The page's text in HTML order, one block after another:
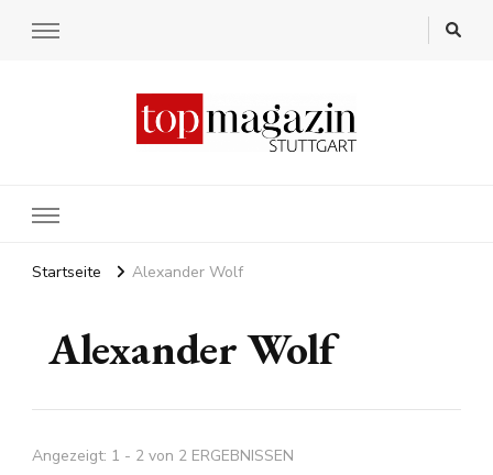
Startseite Alexander Wolf
Alexander Wolf
Angezeigt: 1 - 2 von 2 ERGEBNISSEN